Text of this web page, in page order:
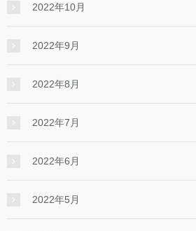
2022年10月
2022年9月
2022年8月
2022年7月
2022年6月
2022年5月